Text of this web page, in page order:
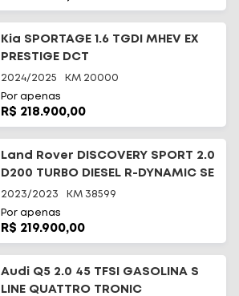
Kia SPORTAGE 1.6 TGDI MHEV EX
PRESTIGE DCT
2024/2025 KM 20000
Por apenas
R$ 218.900,00
Land Rover DISCOVERY SPORT 2.0
D200 TURBO DIESEL R-DYNAMIC SE
2023/2023 KM 38599
Por apenas
R$ 219.900,00
Audi Q5 2.0 45 TFSI GASOLINA S
LINE QUATTRO TRONIC